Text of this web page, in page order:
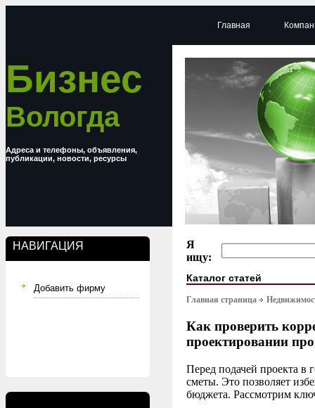
Бизнес
Вологда
Адреса и телефоны, объявления,
публикации, новости, ресурсы
НАВИГАЦИЯ
Добавить фирму
Главная
Я
ищу:
Каталог статей
Главная страница
Как проверить
проектировании
Перед подачей проекта в
сметы. Это позволяет
бюджета. Рассмотрим